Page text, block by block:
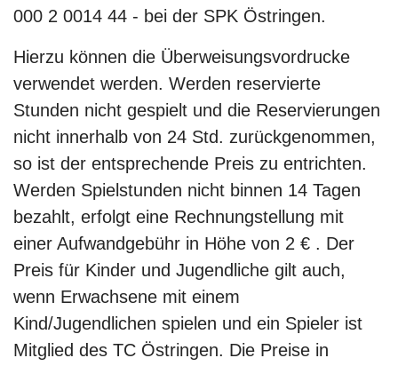
000 2 0014 44 - bei der SPK Östringen.
Hierzu können die Überweisungsvordrucke
verwendet werden. Werden reservierte
Stunden nicht gespielt und die Reservierungen
nicht innerhalb von 24 Std. zurückgenommen,
so ist der entsprechende Preis zu entrichten.
Werden Spielstunden nicht binnen 14 Tagen
bezahlt, erfolgt eine Rechnungstellung mit
einer Aufwandgebühr in Höhe von 2 € . Der
Preis für Kinder und Jugendliche gilt auch,
wenn Erwachsene mit einem
Kind/Jugendlichen spielen und ein Spieler ist
Mitglied des TC Östringen. Die Preise in